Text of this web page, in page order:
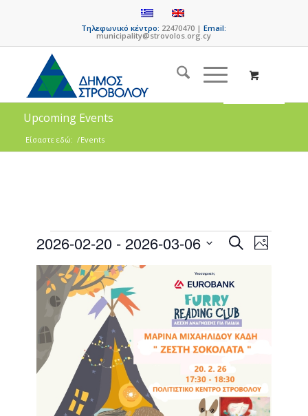
Τηλεφωνικό κέντρο: 22470470 |Email:
municipality@strovolos.org.cy
Upcoming Events
Είσαστε εδώ: /Events
Events
and
Views
SearchEvent
Views
Photo
2026-02-20 - 2026-03-06
date.List
of
events
in
Photo
View